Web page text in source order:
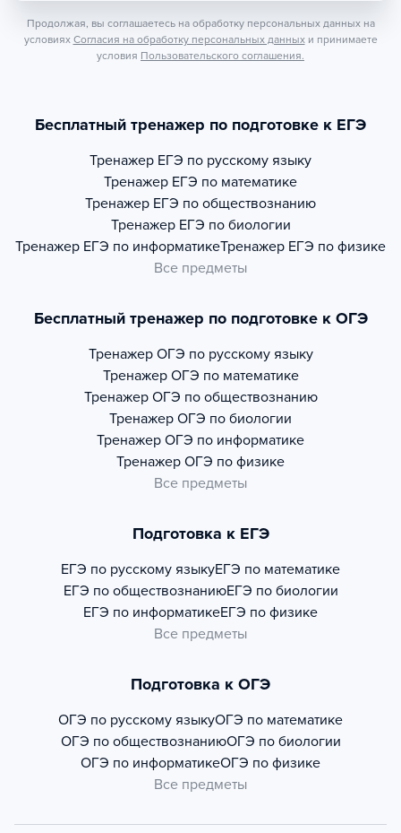
Продолжая, вы соглашаетесь на обработку персональных данных на
условиях Согласия на обработку персональных данных и принимаете
условия Пользовательского соглашения.
Бесплатный тренажер по подготовке к ЕГЭ
Тренажер ЕГЭ по русскому языку
Тренажер ЕГЭ по математике
Тренажер ЕГЭ по обществознанию
Тренажер ЕГЭ по биологии
Тренажер ЕГЭ по информатикеТренажер ЕГЭ по физике
Все предметы
Бесплатный тренажер по подготовке к ОГЭ
Тренажер ОГЭ по русскому языку
Тренажер ОГЭ по математике
Тренажер ОГЭ по обществознанию
Тренажер ОГЭ по биологии
Тренажер ОГЭ по информатике
Тренажер ОГЭ по физике
Все предметы
Подготовка к ЕГЭ
ЕГЭ по русскому языкуЕГЭ по математике
ЕГЭ по обществознаниюЕГЭ по биологии
ЕГЭ по информатикеЕГЭ по физике
Все предметы
Подготовка к ОГЭ
ОГЭ по русскому языкуОГЭ по математике
ОГЭ по обществознаниюОГЭ по биологии
ОГЭ по информатикеОГЭ по физике
Все предметы